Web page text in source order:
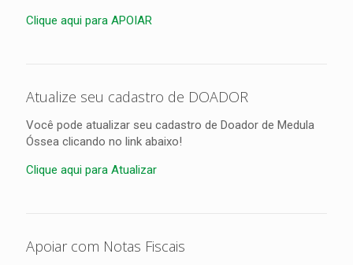
Clique aqui para APOIAR
Atualize seu cadastro de DOADOR
Você pode atualizar seu cadastro de Doador de Medula
Óssea clicando no link abaixo!
Clique aqui para Atualizar
Apoiar com Notas Fiscais